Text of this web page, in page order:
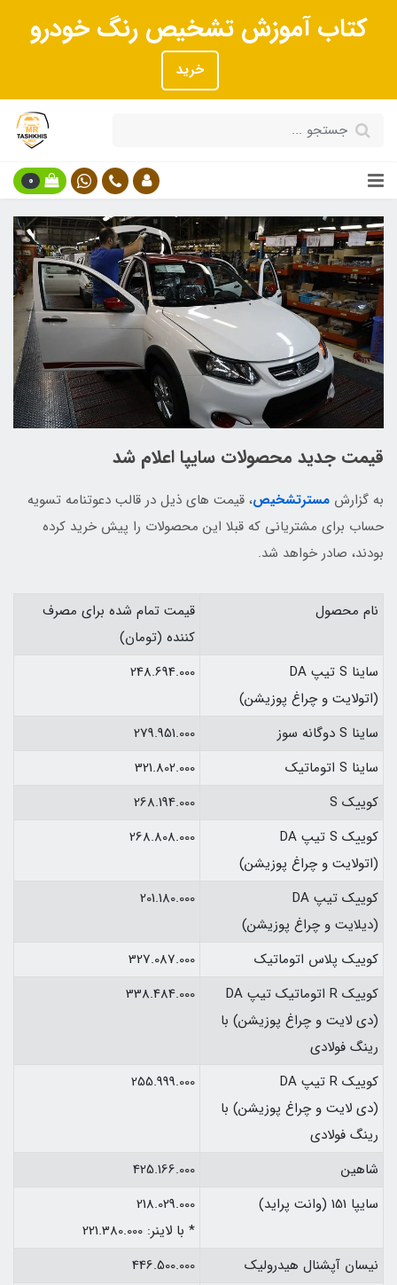
کتاب آموزش تشخیص رنگ خودرو
خرید
0
قیمت جدید محصولات سایپا اعلام شد
به گزارش مسترتشخیص، قیمت های ذیل در قالب دعوتنامه تسویه
حساب برای مشتریانی که قبلا این محصولات را پیش خرید کرده
بودند، صادر خواهد شد.
نام محصول
قیمت تمام شده برای مصرف
کننده (تومان)
ساینا S تیپ DA
(اتولایت و چراغ پوزیشن)
248.694.000
ساینا S دوگانه سوز
279.951.000
ساینا S اتوماتیک
321.802.000
کوییک S
268.194.000
کوییک S تیپ DA
(اتولایت و چراغ پوزیشن)
268.808.000
کوییک تیپ DA
(دیلایت و چراغ پوزیشن)
201.180.000
کوییک پلاس اتوماتیک
327.087.000
کوییک R اتوماتیک تیپ DA
(دی لایت و چراغ پوزیشن) با
رینگ فولادی
338.484.000
کوییک R تیپ DA
(دی لایت و چراغ پوزیشن) با
رینگ فولادی
255.999.000
شاهین
425.166.000
سایپا 151 (وانت پراید)
218.029.000
* با لاینر: 221.380.000
نیسان آپشنال هیدرولیک
446.500.000